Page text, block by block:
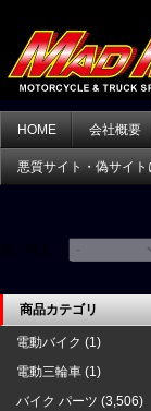
HOME 会社概要
悪質サイト・偽サイ
商品カテゴリ
電動バイク (1)
電動三輪車 (1)
バイク パーツ (3,506)